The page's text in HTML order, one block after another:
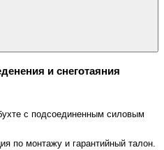
и снеготаяния
с подсоединенным силовым
по монтажу и гарантийный талон.